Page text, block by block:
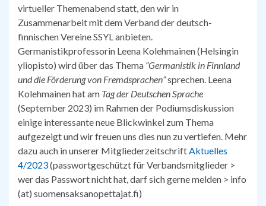
virtueller Themenabend statt, den wir in
Zusammenarbeit mit dem Verband der deutsch-
finnischen Vereine SSYL anbieten.
Germanistikprofessorin Leena Kolehmainen (Helsingin
yliopisto) wird über das Thema ”Germanistik in Finnland
und die Förderung von Fremdsprachen”sprechen. Leena
Kolehmainen hat am Tag der Deutschen Sprache
(September 2023) im Rahmen der Podiumsdiskussion
einige interessante neue Blickwinkel zum Thema
aufgezeigt und wir freuen uns dies nun zu vertiefen. Mehr
dazu auch in unserer MitgliederzeitschriftAktuelles
4/2023(passwortgeschützt für Verbandsmitglieder >
wer das Passwort nicht hat, darf sich gerne melden > info
(at) suomensaksanopettajat.fi)